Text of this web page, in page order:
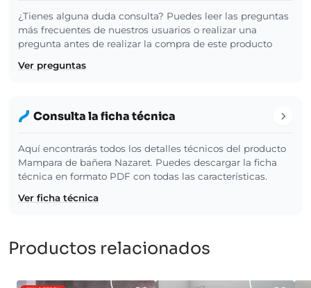
¿Tienes alguna duda consulta? Puedes leer las preguntas
más frecuentes de nuestros usuarios o realizar una
pregunta antes de realizar la compra de este producto
Ver preguntas
Consulta la ficha técnica
Aquí encontrarás todos los detalles técnicos del producto
Mampara de bañera Nazaret. Puedes descargar la ficha
técnica en formato PDF con todas las características.
Ver ficha técnica
Productos relacionados